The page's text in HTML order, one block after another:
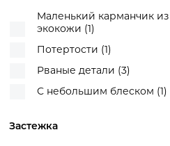
34W 32L (6)
W34 L32 (1)
34W 34L (4)
34W 36L (1)
36W 30L (2)
Маленький карманчик из
экокожи (1)
Потертости (1)
Рваные детали (3)
С небольшим блеском (1)
Застежка